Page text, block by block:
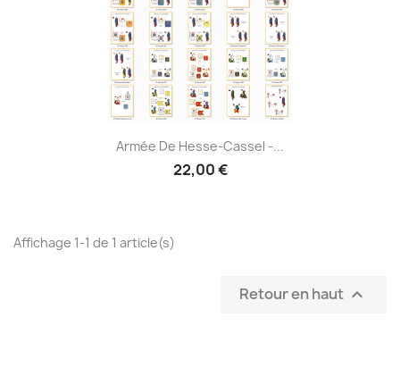
Armée De Hesse-Cassel -...
22,00 €
Affichage 1-1 de 1 article(s)
Retour en haut 